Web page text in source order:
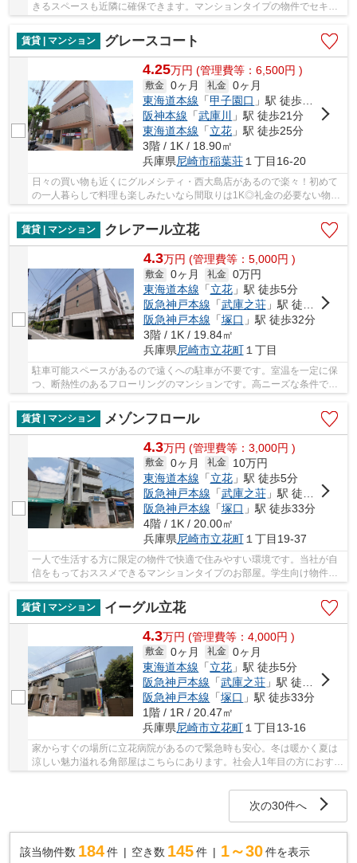
きるスペースも近隣に確保できます。マンションタイプの物件でセキュ
賃貸 | マンション
グレースコート
4.25万円 (管理費等：6,500円 )
敷金 0ヶ月 礼金 0ヶ月
東海道本線 「甲子園口 」駅 徒歩21分
阪神本線 「武庫川
」駅 徒歩21分
東海道本線 「立花 」駅 徒歩25分
3階 / 1K / 18.90㎡
兵庫県尼崎市稲葉荘１丁目16-20
日々の買い物も近くにグルメシティ・西大島店があるので楽々！初めて
の一人暮らしで料理も楽しみたいなら間取りは1K◎礼金の必要ない物件
賃貸 | マンション
クレアール立花
4.3万円 (管理費等：5,000円 )
敷金 0ヶ月 礼金 0万円
東海道本線 「立花」駅 徒歩5分
阪急神戸本線 「武庫之荘」駅 徒歩25分
阪急神戸本線 「塚口 」駅 徒歩32分
3階 / 1K / 19.84㎡
兵庫県尼崎市立花町１丁目
駐車可能スペースがあるので遠くへの駐車が不要です。室温を一定に保
つ、断熱性のあるフローリングのマンションです。高ニーズな条件であ
賃貸 | マンション
メゾンフロール
4.3万円 (管理費等：3,000円 )
敷金 0ヶ月 礼金
10万円
東海道本線 「立花」駅 徒歩5分
阪急神戸本線 「武庫之荘」駅 徒歩26分
阪急神戸本線 「塚口 」駅 徒歩33分
4階 / 1K / 20.00㎡
兵庫県尼崎市立花町１丁目19-37
一人で生活する方に限定の物件で快適で住みやすい環境です。当社が自
信をもっておススメできるマンションタイプのお部屋。学生向け物件は
賃貸 | マンション
イーグル立花
4.3万円 (管理費等：4,000円 )
敷金 0ヶ月 礼金 0ヶ月
東海道本線 「立花 」駅 徒歩5分
阪急神戸本線 「武庫之荘 」駅 徒歩26分
阪急神戸本線 「塚口 」駅 徒歩33分
1階 / 1R / 20.47㎡
兵庫県尼崎市立花町 １丁目13-16
家からすぐの場所に立花病院があるので緊急時も安心。冬は暖かく夏は
涼しい魅力溢れる角部屋はこちらにあります。社会人1年目の方におすす
め。広さのあるワンルームです。初めての一人...
次の30件へ
該当物件数 184件 空き数 145 件 1～30 件を表示